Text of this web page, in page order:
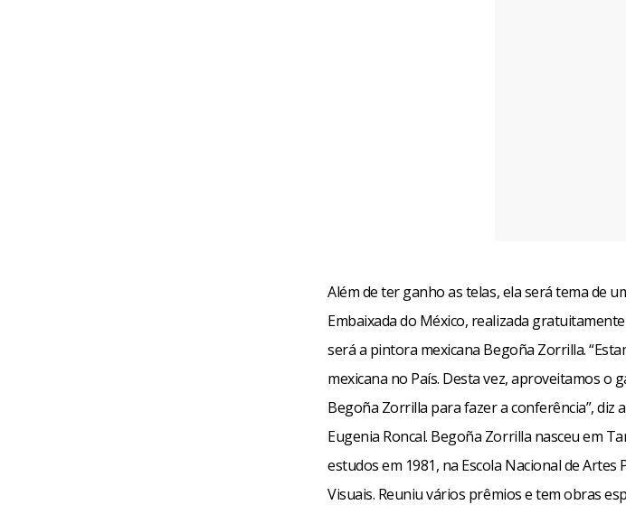
Além de ter ganho as telas, ela será tema de
Embaixada do México, realizada
será a pintora mexicana Begoña Zorrilla.
mexicana no País. Desta vez, aproveitamos o
Begoña Zorrilla para fazer a conferência”, diz
Eugenia Roncal. Begoña Zorrilla nasceu em
estudos em 1981, na Escola Nacional de
Visuais. Reuniu vários prêmios e tem obras